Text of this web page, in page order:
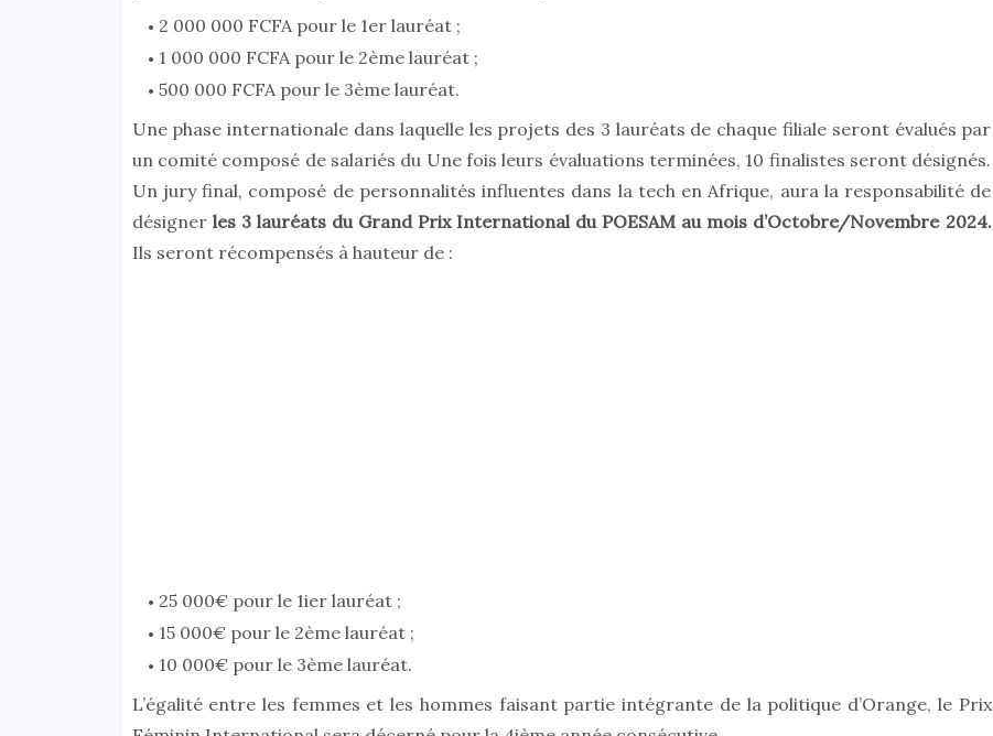
2 000 000 FCFA pour le 1er lauréat ;
1 000 000 FCFA pour le 2ème lauréat ;
500 000 FCFA pour le 3ème lauréat.
Une phase internationale dans laquelle les projets des 3 lauréats de chaque filiale seront évalués par
un comité composé de salariés du Une fois leurs évaluations terminées, 10 finalistes seront désignés.
Un jury final, composé de personnalités influentes dans la tech en Afrique, aura la responsabilité de
désigner les 3 lauréats du Grand Prix International du POESAM au mois d’Octobre/Novembre 2024.
Ils seront récompensés à hauteur de :
25 000€ pour le 1ier lauréat ;
15 000€ pour le 2ème lauréat ;
10 000€ pour le 3ème lauréat.
L’égalité entre les femmes et les hommes faisant partie intégrante de la politique d’Orange, le Prix